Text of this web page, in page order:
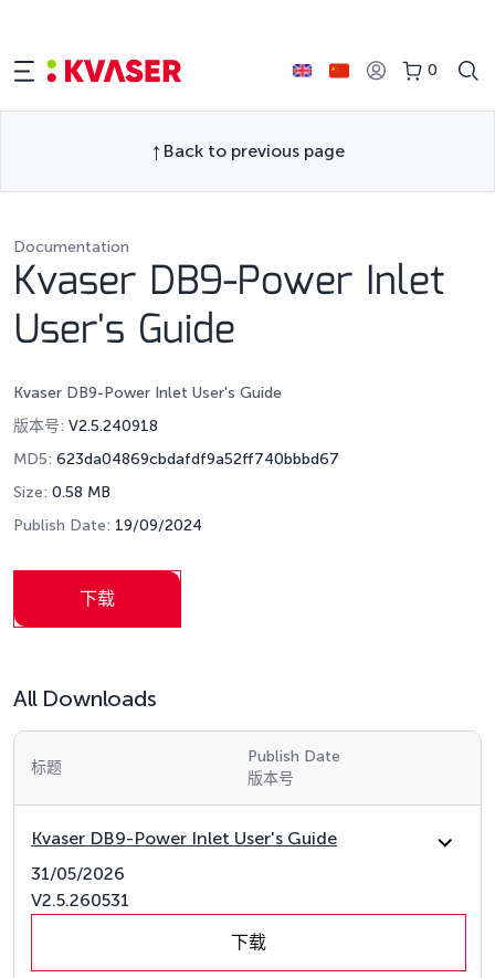
0
Back to previous page
Documentation
Kvaser DB9-Power Inlet
User's Guide
Kvaser DB9-Power Inlet User's Guide
版本号: V2.5.240918
MD5: 623da04869cbdafdf9a52ff740bbbd67
Size: 0.58 MB
Publish Date: 19/09/2024
下载
All Downloads
标题
Publish Date
版本号
Kvaser DB9-Power Inlet User's Guide
31/05/2026
V2.5.260531
下载